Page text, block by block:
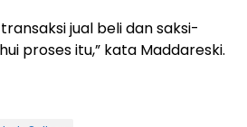
jual beli dan saksi-
proses itu,” kata Maddareski.